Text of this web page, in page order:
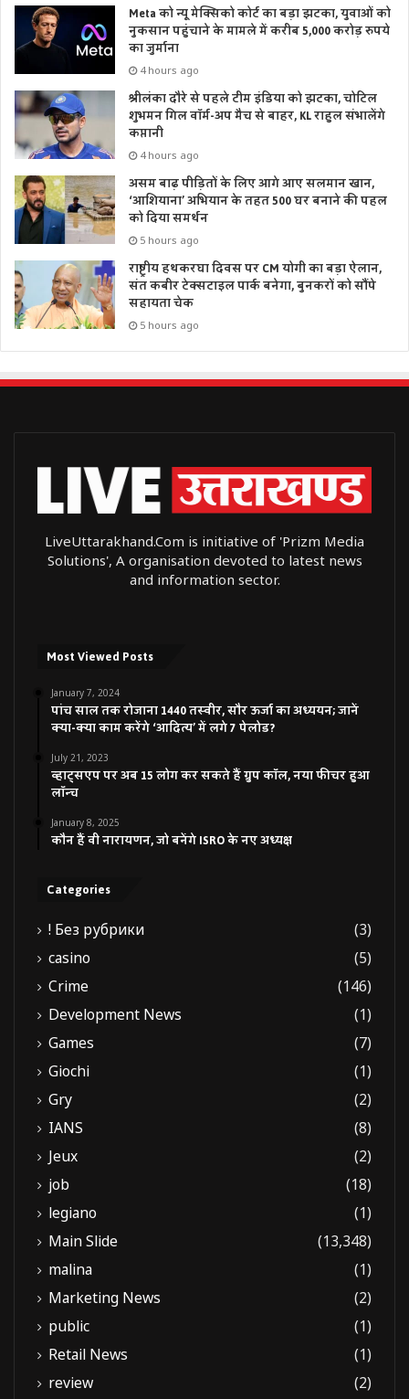
Meta को न्यू मेक्सिको कोर्ट का बड़ा झटका, युवाओं को
नुकसान पहुंचाने के मामले में करीब 5,000 करोड़ रुपये
का जुर्माना
4 hours ago
श्रीलंका दौरे से पहले टीम इंडिया को झटका, चोटिल
शुभमन गिल वॉर्म-अप मैच से बाहर, KL राहुल संभालेंगे
कप्तानी
4 hours ago
असम बाढ़ पीड़ितों के लिए आगे आए सलमान खान,
‘आशियाना’ अभियान के तहत 500 घर बनाने की पहल
को दिया समर्थन
5 hours ago
राष्ट्रीय हथकरघा दिवस पर CM योगी का बड़ा ऐलान,
संत कबीर टेक्सटाइल पार्क बनेगा, बुनकरों को सौंपे
सहायता चेक
5 hours ago
LiveUttarakhand.Com is initiative of 'Prizm Media
Solutions', A organisation devoted to latest news
and information sector.
Most Viewed Posts
January 7, 2024
पांच साल तक रोजाना 1440 तस्वीर, सौर ऊर्जा का अध्ययन; जानें
क्या-क्या काम करेंगे ‘आदित्य’ में लगे 7 पेलोड?
July 21, 2023
व्हाट्सएप पर अब 15 लोग कर सकते हैं ग्रुप कॉल, नया फीचर हुआ
लॉन्च
January 8, 2025
कौन हैं वी नारायणन, जो बनेंगे ISRO के नए अध्यक्ष
Categories
! Без рубрики
(3)
casino
(5)
Crime
(146)
Development News
(1)
Games
(7)
Giochi
(1)
Gry
(2)
IANS
(8)
Jeux
(2)
job
(18)
legiano
(1)
Main Slide
(13,348)
malina
(1)
Marketing News
(2)
public
(1)
Retail News
(1)
review
(2)